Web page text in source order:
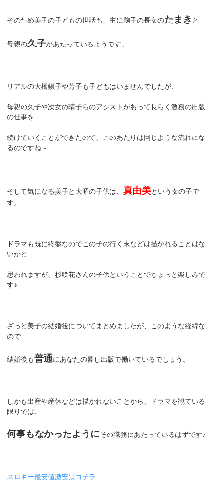
そのため美子の子どもの世話も、主に鞠子の長女のたまき と
母親の久子があたっているようです。
リアルの大橋鎭子や芳子も子どもはいませんでしたが、
母親の久子や次女の晴子らのアシストがあって長らく激務の出版
の仕事を
続けていくことができたので、このあたりは同じような流れにな
るのですね～
そして気になる美子と大昭の子供は、真由美という女の子で
す。
ドラマも既に終盤なのでこの子の行く末などは描かれることはな
いかと
思われますが、杉咲花さんの子供ということでちょっと楽しみで
す♪
ざっと美子の結婚後についてまとめましたが、このような経緯な
ので
結婚後も普通にあなたの暮し出版で働いているでしょう。
しかも出産や産休などは描かれないことから、ドラマを観ている
限りでは、
何事もなかったようにその職務にあたっているはずです♪
スロギー最安値激安はコチラ